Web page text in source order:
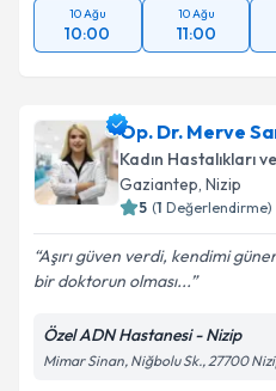
Takvim
10 Ağu
10:00
10 Ağu
11:00
Op. Dr. Merve
Kadın Hastalıkları
Gaziantep, Nizip
5 (1 Değerlendirme)
Aşırı güven verdi, kendimi
bir doktorun olması...
Özel ADN Hastanesi - Nizip
Mimar Sinan, Niğbolu Sk., 27700